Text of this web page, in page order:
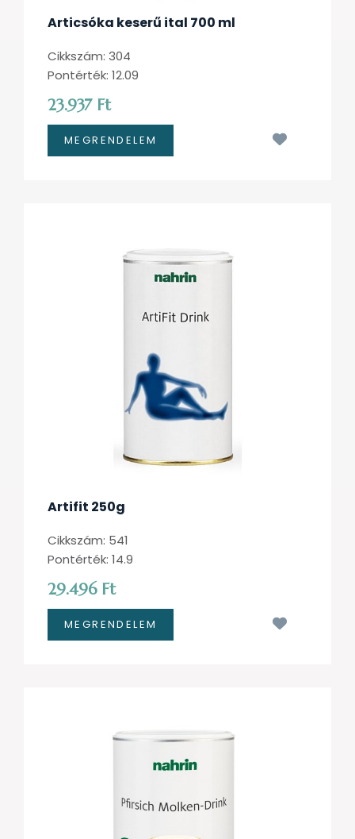
Articsóka keserű ital 700 ml
Cikkszám: 304
Pontérték: 12.09
23.937 Ft
Artifit 250g
Cikkszám: 541
Pontérték: 14.9
29.496 Ft